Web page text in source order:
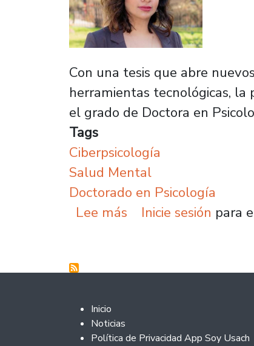
Con una tesis que abre
herramientas tecnológicas, la
el grado de Doctora en
Tags
Ciberpsicología
Salud Mental
Doctorado en Psicología
Lee más sobre Tesis de
Inicie sesión para
Footer 2
Inicio
Noticias
Política de Privacidad App Soy Usach